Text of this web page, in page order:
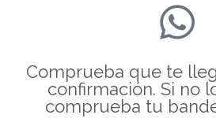
Comprueba que te
confirmación. Si no
comprueba tu